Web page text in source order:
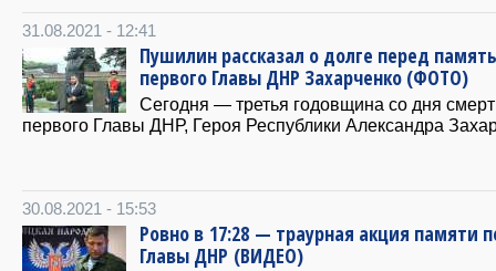
31.08.2021 - 12:41
Пушилин рассказал о долге перед
первого Главы ДНР Захарченко (ФОТО)
Сегодня — третья годовщина со дня
первого Главы ДНР, Героя Республики Александра
30.08.2021 - 15:53
Ровно в 17:28 — траурная акция памяти
Главы ДНР (ВИДЕО)